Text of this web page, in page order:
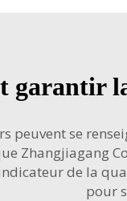
garantir
peuvent se
Zhangjiagang
de la
pour